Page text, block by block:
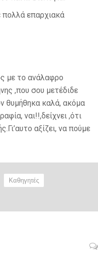
πολλά επαρχιακά
με το ανάλαφρο
,που σου μετέδιδε
θυμήθηκα καλά, ακόμα
ναι!!,δείχνει ,ότι
αξίζει, να πούμε
Καθηγητές